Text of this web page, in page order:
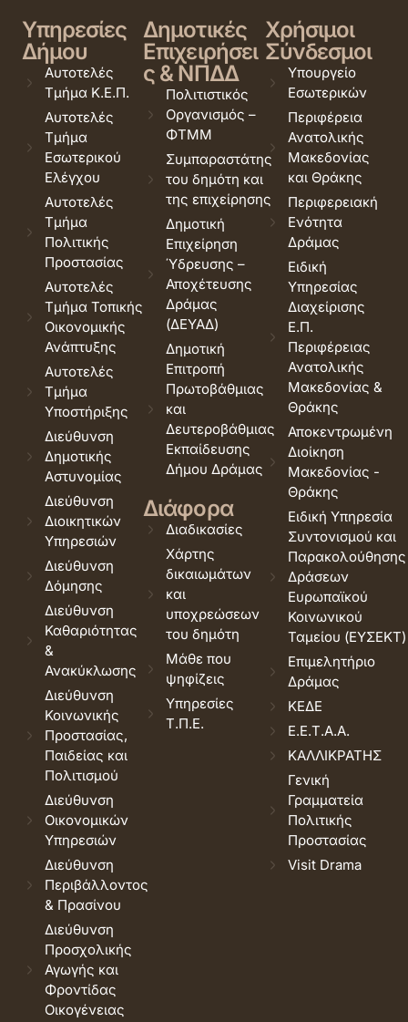
Υπηρεσίες
Δήμου
Αυτοτελές
Τμήμα Κ.Ε.Π.
Αυτοτελές
Τμήμα
Εσωτερικού
Ελέγχου
Αυτοτελές
Τμήμα
Πολιτικής
Προστασίας
Αυτοτελές
Τμήμα Τοπικής
Οικονομικής
Ανάπτυξης
Αυτοτελές
Τμήμα
Υποστήριξης
Διεύθυνση
Δημοτικής
Αστυνομίας
Διεύθυνση
Διοικητικών
Υπηρεσιών
Διεύθυνση
Δόμησης
Διεύθυνση
Καθαριότητας
&
Ανακύκλωσης
Διεύθυνση
Κοινωνικής
Προστασίας,
Παιδείας και
Πολιτισμού
Διεύθυνση
Οικονομικών
Υπηρεσιών
Διεύθυνση
Περιβάλλοντος
& Πρασίνου
Διεύθυνση
Προσχολικής
Αγωγής και
Φροντίδας
Οικογένειας
Δημοτικές
Επιχειρήσει
ς & ΝΠΔΔ
Πολιτιστικός
Οργανισμός –
ΦΤΜΜ
Συμπαραστάτης
του δημότη και
της επιχείρησης
Δημοτική
Επιχείρηση
Ύδρευσης –
Αποχέτευσης
Δράμας
(ΔΕΥΑΔ)
Δημοτική
Επιτροπή
Πρωτοβάθμιας
και
Δευτεροβάθμιας
Εκπαίδευσης
Δήμου Δράμας
Διάφορα
Διαδικασίες
Χάρτης
δικαιωμάτων
και
υποχρεώσεων
του δημότη
Μάθε που
ψηφίζεις
Υπηρεσίες
Τ.Π.Ε.
Χρήσιμοι
Σύνδεσμοι
Υπουργείο
Εσωτερικών
Περιφέρεια
Ανατολικής
Μακεδονίας
και Θράκης
Περιφερειακή
Ενότητα
Δράμας
Ειδική
Υπηρεσίας
Διαχείρισης
Ε.Π.
Περιφέρειας
Ανατολικής
Μακεδονίας &
Θράκης
Αποκεντρωμένη
Διοίκηση
Μακεδονίας -
Θράκης
Ειδική Υπηρεσία
Συντονισμού και
Παρακολούθησης
Δράσεων
Ευρωπαϊκού
Κοινωνικού
Ταμείου (ΕΥΣΕΚΤ)
Επιμελητήριο
Δράμας
ΚΕΔΕ
Ε.Ε.Τ.Α.Α.
ΚΑΛΛΙΚΡΑΤΗΣ
Γενική
Γραμματεία
Πολιτικής
Προστασίας
Visit Drama